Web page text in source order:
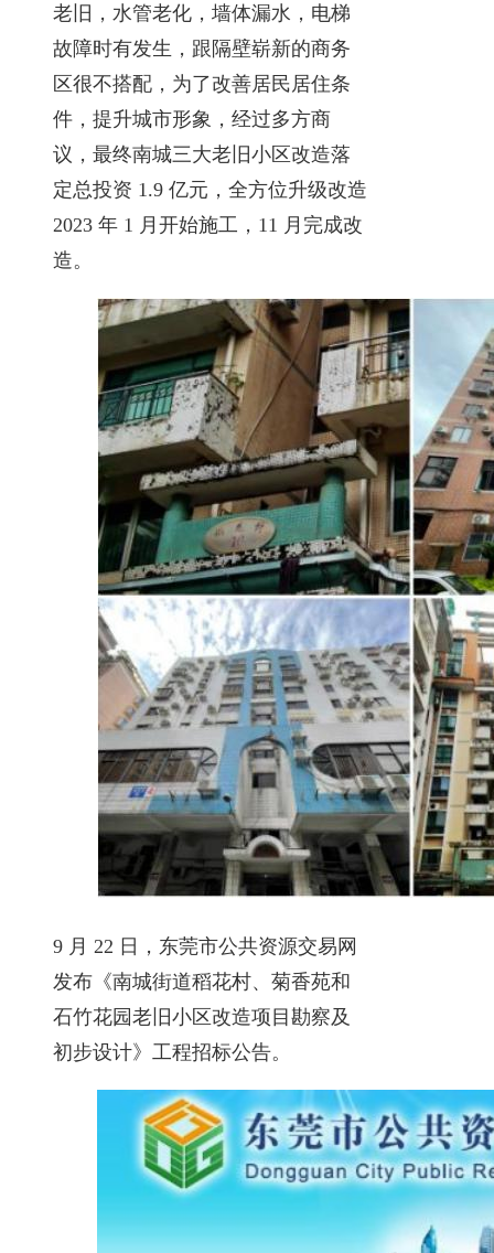
老旧，水管老化，墙体漏水，电梯
故障时有发生，跟隔壁崭新的商务
区很不搭配，为了改善居民居住条
件，提升城市形象，经过多方商
议，最终南城三大老旧小区改造落
定总投资 1.9 亿元，全方位升级改造
2023 年 1 月开始施工，11 月完成改
造。
9 月 22 日，东莞市公共资源交易网
发布《南城街道稻花村、菊香苑和
石竹花园老旧小区改造项目勘察及
初步设计》工程招标公告。